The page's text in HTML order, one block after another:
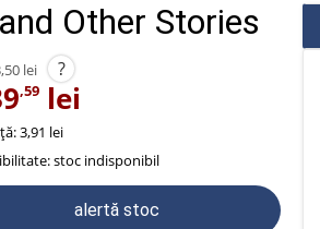
Other Stories
lei ?
,59 lei
3,91 lei
stoc indisponibil
alertă stoc